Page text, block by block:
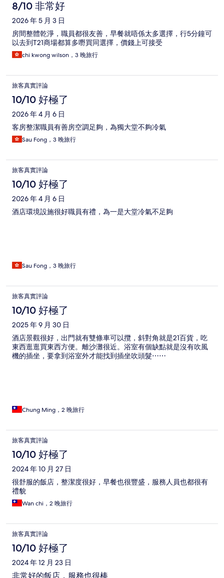
8/10 非常好
2026 年 5 月 3 日
房間整體乾淨，職員都很友善，早餐就唔係太多選擇，行5分鐘可
以去到T21商場都算多嘢買同選擇，價錢上可接受
chi kwong wilson，3 晚旅行
旅客真實評論
10/10 好極了
2026 年 4 月 6 日
客房整潔職員有善房空調足夠，為獨大堂不夠冷氣
Sau Fong，3 晚旅行
旅客真實評論
10/10 好極了
2026 年 4 月 6 日
酒店環境設施很好職員有禮，為一是大堂冷氣不足夠
Sau Fong，3 晚旅行
旅客真實評論
10/10 好極了
2025 年 9 月 30 日
酒店景觀很好，出門就有雙條車可以攬，斜對角就是21百貨，吃
東西逛逛買東西方便。離沙灘很近。浴室有個缺點就是沒有吹風
機的插坐，要拿到浴室外才能找到插坐吹頭髮⋯⋯
Chung Ming，2 晚旅行
旅客真實評論
10/10 好極了
2024 年 10 月 27 日
很舒服的飯店，整潔度很好，早餐也很豐盛，服務人員也都很有
禮貌
Wan chi，2 晚旅行
旅客真實評論
10/10 好極了
2024 年 12 月 23 日
非常好的飯店，服務也很棒